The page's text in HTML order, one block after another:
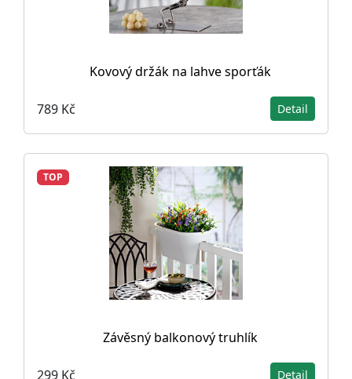
Kovový držák na lahve sporťák
789 Kč Detail
TOP
Závěsný balkonový truhlík
299 Kč Detail